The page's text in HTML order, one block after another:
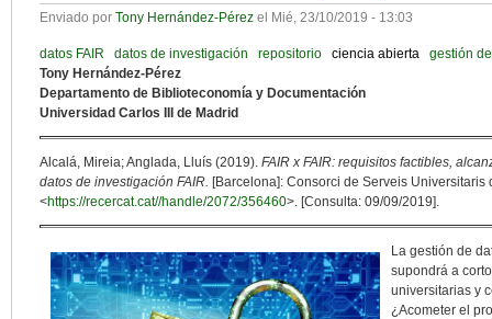
Enviado por Tony Hernández-Pérez el Mié, 23/10/2019 - 13:03
datos FAIR datos de investigación repositorio ciencia abierta
gestión
Tony Hernández-Pérez
Departamento de Biblioteconomía y Documentación
Universidad Carlos III de Madrid
Alcalá, Mireia; Anglada, Lluís (2019). FAIR x FAIR: requisitos factibles,
datos de investigación FAIR. [Barcelona]: Consorci de Serveis
<https://recercat.cat//handle/2072/356460>. [Consulta: 09/09/2019].
La gestión de
supondrá a
universitarias y
¿Acometer el